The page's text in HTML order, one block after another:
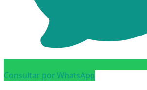
Consultar por WhatsApp